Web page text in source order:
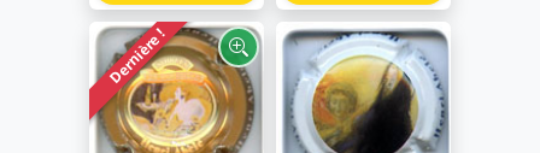
Dernière !